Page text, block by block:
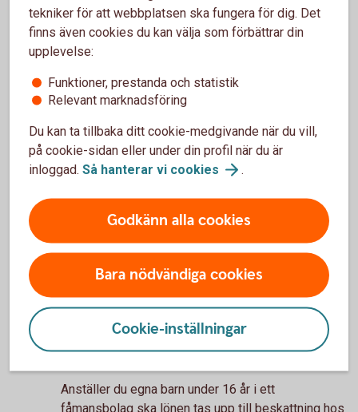
under 18 år får inte arbeta övertid.
Tänk på att det finns branschspecifika föreskrifter
Fördjupad information
Unga i arbetslivet(Arbetsmiljöverket)
(sommarjobb.me)
Att anställa egna barn
Anställer du egna barn under 16 år i din enskilda
firma betraktas inte ersättningen som lön. Det
betyder att du varken ska betala
arbetsgivaravgifter eller får dra av lönen som en
kostnad. Barnet ska inte ta upp inkomsten till
beskattning.
Anställer du egna barn under 16 år i ett
fåmansbolag ska lönen tas upp till beskattning hos
tekniker för att webbplatsen ska fungera för dig. Det
finns även cookies du kan välja som förbättrar din
upplevelse:
Funktioner, prestanda och statistik
Relevant marknadsföring
Du kan ta tillbaka ditt cookie-medgivande när du vill,
på cookie-sidan eller under din profil när du är
inloggad. Så hanterar vi cookies .
Godkänn alla cookies
Bara nödvändiga cookies
Cookie-inställningar